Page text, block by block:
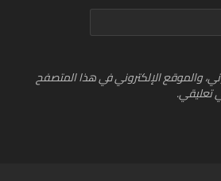
والموقع الإلكتروني في هذا المتصفح
تعليقي.